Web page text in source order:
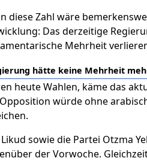
diese Zahl wäre
Das derzeitige
Mehrheit
hätte keine Mehrheit
heute Wahlen, käme das
würde ohne
sowie die Partei Otzma
der Vorwoche.